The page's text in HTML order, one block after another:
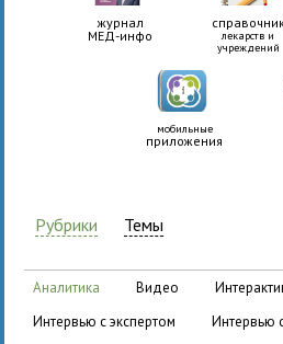
журнал
МЕД-инфо
лекарств и
учреждений
мобильные
приложения
Рубрики Темы
аналитика видео
интервью с экспертом